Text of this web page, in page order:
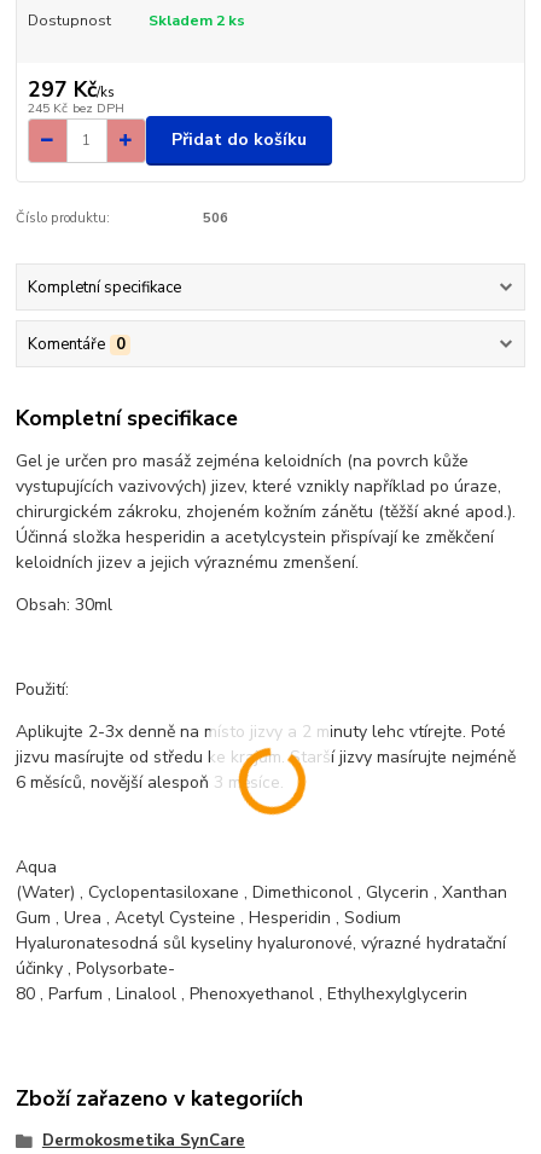
Dostupnost Skladem 2 ks
297 Kč/ks
245 Kč bez DPH
Přidat do košíku
Číslo produktu: 506
Kompletní specifikace
Komentáře 0
Kompletní specifikace
Gel je určen pro masáž zejména keloidních (na povrch kůže
vystupujících vazivových) jizev, které vznikly například po úraze,
chirurgickém zákroku, zhojeném kožním zánětu (těžší akné apod.).
Účinná složka hesperidin a acetylcystein přispívají ke změkčení
keloidních jizev a jejich výraznému zmenšení.
Obsah: 30ml
Použití:
Aplikujte 2-3x denně na místo jizvy a 2 minuty lehc vtírejte. Poté
jizvu masírujte od středu ke krajům. Starší jizvy masírujte nejméně
6 měsíců, novější alespoň 3 měsíce.
Aqua
(Water) ,Cyclopentasiloxane ,Dimethiconol , Glycerin ,Xanthan
Gum ,Urea ,Acetyl Cysteine ,Hesperidin ,Sodium
Hyaluronatesodná sůl kyseliny hyaluronové, výrazné hydratační
účinky ,Polysorbate-
80 ,Parfum ,Linalool ,Phenoxyethanol ,Ethylhexylglycerin
Zboží zařazeno v kategoriích
Dermokosmetika SynCare